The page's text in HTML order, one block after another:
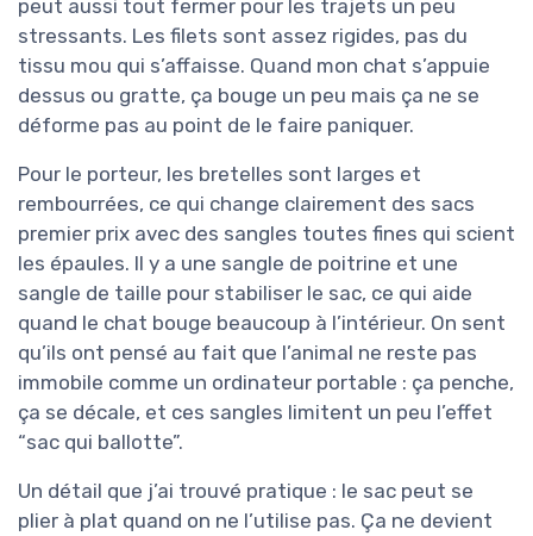
peut aussi tout fermer pour les trajets un peu
stressants. Les filets sont assez rigides, pas du
tissu mou qui s’affaisse. Quand mon chat s’appuie
dessus ou gratte, ça bouge un peu mais ça ne se
déforme pas au point de le faire paniquer.
Pour le porteur, les bretelles sont larges et
rembourrées, ce qui change clairement des sacs
premier prix avec des sangles toutes fines qui scient
les épaules. Il y a une sangle de poitrine et une
sangle de taille pour stabiliser le sac, ce qui aide
quand le chat bouge beaucoup à l’intérieur. On sent
qu’ils ont pensé au fait que l’animal ne reste pas
immobile comme un ordinateur portable : ça penche,
ça se décale, et ces sangles limitent un peu l’effet
“sac qui ballotte”.
Un détail que j’ai trouvé pratique : le sac peut se
plier à plat quand on ne l’utilise pas. Ça ne devient